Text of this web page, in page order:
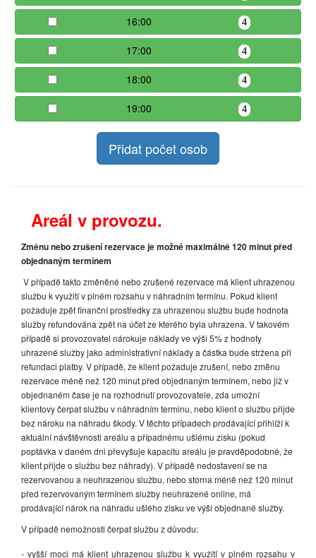
16:00 4
17:00 4
18:00 4
19:00 4
Přidat počet osob
Areál v provozu.
Změnu nebo zrušení rezervace je možné maximálně 120 minut před
objednaným termínem
V případě takto změněné nebo zrušené rezervace má klient uhrazenou
službu k využití v plném rozsahu v náhradním termínu. Pokud klient
požaduje zpět finanční prostředky za uhrazenou službu bude hodnota
služby refundována zpět na účet ze kterého byla uhrazena. V takovém
případě si provozovatel nárokuje náklady ve výši 5% z hodnoty
uhrazené služby jako administrativní náklady a částka bude stržena při
refundaci platby. V případě, že klient požaduje zrušení, nebo změnu
rezervace méně než 120 minut před objednaným termínem, nebo již v
objednaném čase je na rozhodnutí provozovatele, zda umožní
klientovy čerpat službu v náhradním terminu, nebo klient o službu přijde
bez nároku na náhradu škody. V těchto případech prodávající přihlíží k
aktuální návštěvnosti areálu a případnému ušlému zisku (pokud
poptávka v daném dni převyšuje kapacitu areálu je pravděpodobné, že
klient přijde o službu bez náhrady). V případě nedostavení se na
rezervovanou a neuhrazenou službu, nebo storna méně než 120 minut
před rezervovaným termínem služby neuhrazené online, má
prodávající nárok na náhradu ušlého zisku ve výši objednané služby.
V případě nemožnosti čerpat službu z důvodu:
- vyšší moci má klient uhrazenou službu k využití v plném rozsahu v